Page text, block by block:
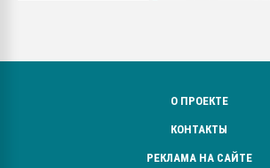
О ПРОЕКТЕ
КОНТАКТЫ
РЕКЛАМА НА САЙТЕ